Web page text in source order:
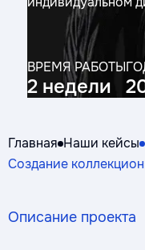
ВРЕМЯ РАБОТЫ
2 недели
Главная Наши кейсы
Создание
Описание проекта